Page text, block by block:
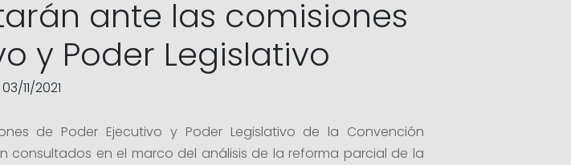
ante las comisiones
y Poder Legislativo
03/11/2021
de Poder Ejecutivo y Poder Legislativo de la Convención
consultados en el marco del análisis de la reforma parcial de la